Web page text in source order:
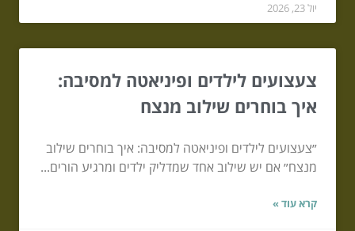
יול 23, 2026
צעצועים לילדים ופיניאטה למסיבה:
איך בוחרים שילוב מנצח
״צעצועים לילדים ופיניאטה למסיבה: איך בוחרים שילוב
מנצח״ אם יש שילוב אחד שמדליק ילדים ומרגיע הורים...
קרא עוד »